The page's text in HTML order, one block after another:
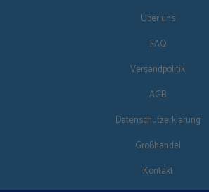
Über uns
FAQ
Versandpolitik
AGB
Datenschutzerklärung
Großhandel
Kontakt